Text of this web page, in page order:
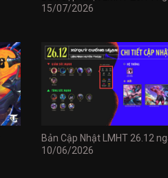
15/07/2026
Bản Cập Nhật LMHT 26.12
10/06/2026